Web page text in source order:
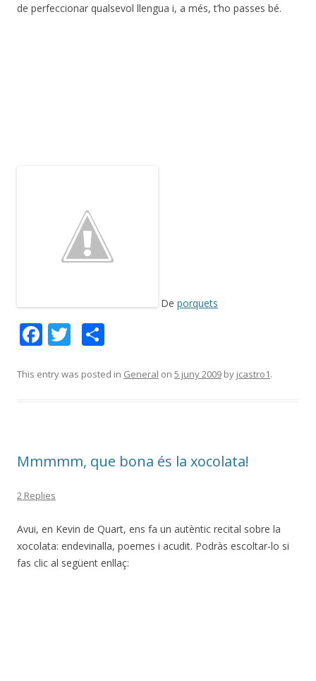
de perfeccionar qualsevol llengua i, a més, t’ho passes bé.
De porquets
F
e
k
T
itt m
ix
This entry was posted in General on 5 juny 2009 by jcastro1.
Mmmmm, que bona és la xocolata!
2 Replies
Avui, en Kevin de Quart, ens fa un autèntic recital sobre la
xocolata: endevinalla, poemes i acudit. Podràs escoltar-lo si
fas clic al següent enllaç: